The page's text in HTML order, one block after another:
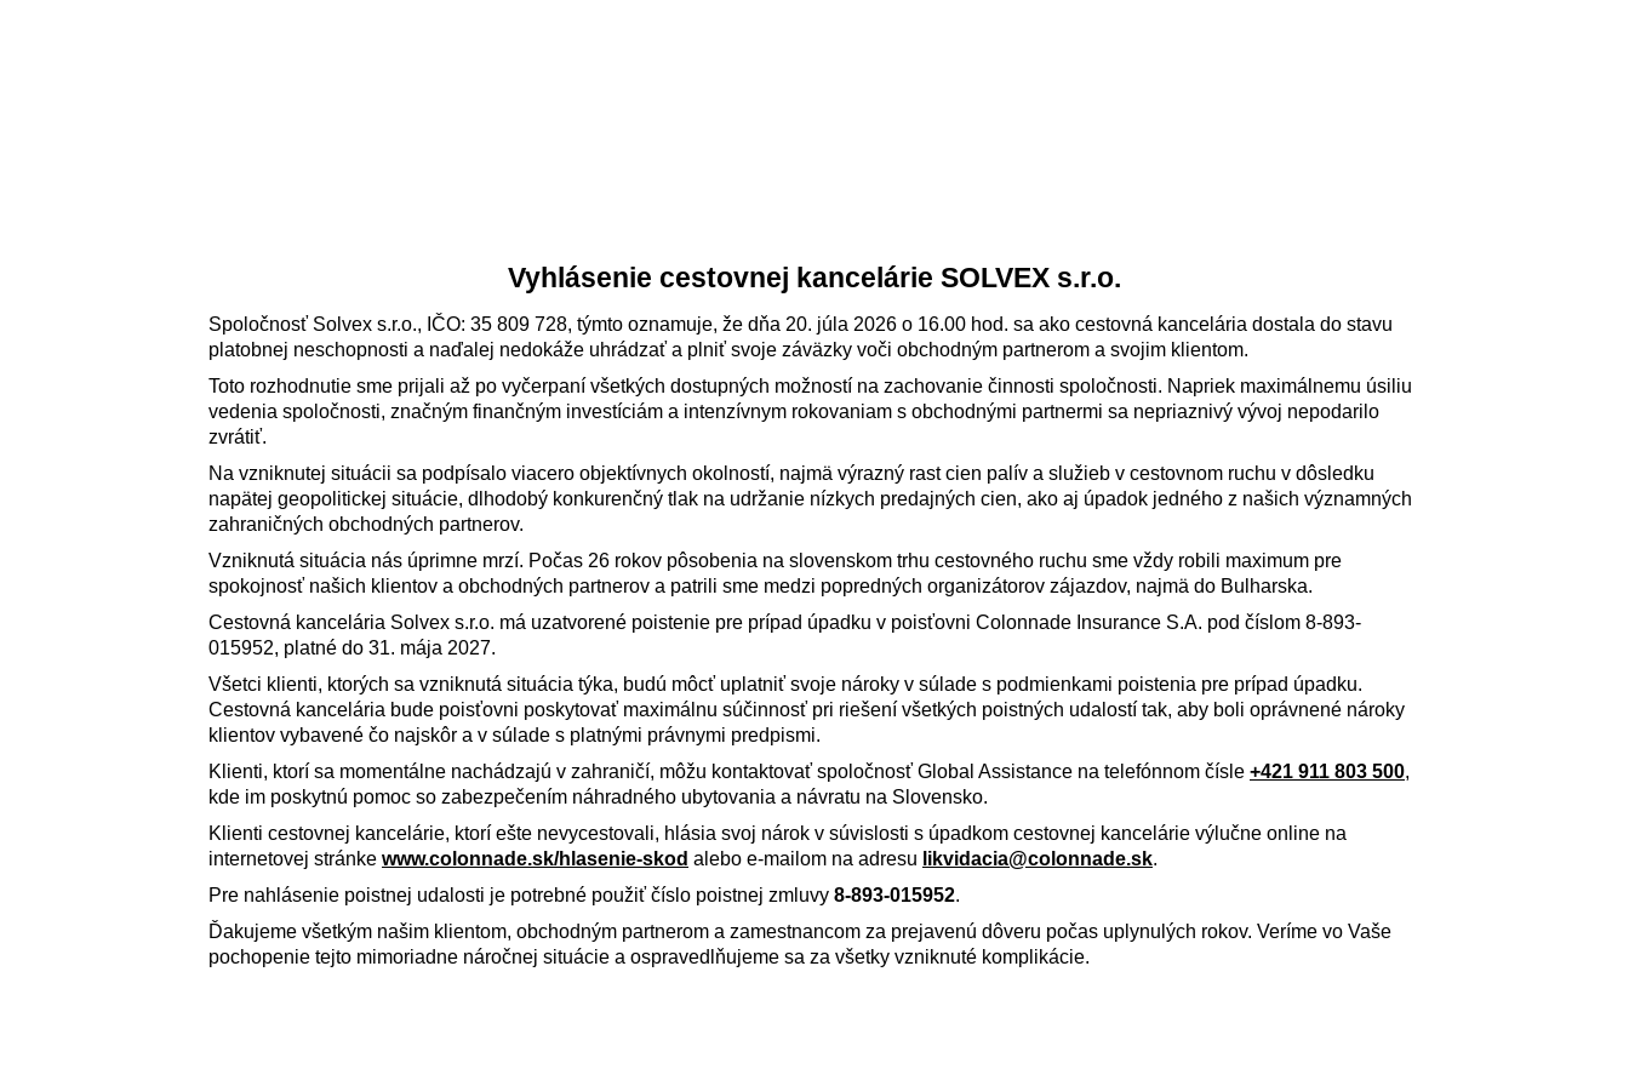
Vyhlásenie cestovnej kancelárie SOLVEX s.r.o.
Spoločnosť Solvex s.r.o., IČO: 35 809 728, týmto oznamuje, že dňa 20. júla 2026 o 16.00 hod. sa ako cestovná kancelária dostala do stavu
platobnej neschopnosti a naďalej nedokáže uhrádzať a plniť svoje záväzky voči obchodným partnerom a svojim klientom.
Toto rozhodnutie sme prijali až po vyčerpaní všetkých dostupných možností na zachovanie činnosti spoločnosti. Napriek maximálnemu úsiliu
vedenia spoločnosti, značným finančným investíciám a intenzívnym rokovaniam s obchodnými partnermi sa nepriaznivý vývoj nepodarilo
zvrátiť.
Na vzniknutej situácii sa podpísalo viacero objektívnych okolností, najmä výrazný rast cien palív a služieb v cestovnom ruchu v dôsledku
napätej geopolitickej situácie, dlhodobý konkurenčný tlak na udržanie nízkych predajných cien, ako aj úpadok jedného z našich významných
zahraničných obchodných partnerov.
Vzniknutá situácia nás úprimne mrzí. Počas 26 rokov pôsobenia na slovenskom trhu cestovného ruchu sme vždy robili maximum pre
spokojnosť našich klientov a obchodných partnerov a patrili sme medzi popredných organizátorov zájazdov, najmä do Bulharska.
Cestovná kancelária Solvex s.r.o. má uzatvorené poistenie pre prípad úpadku v poisťovni Colonnade Insurance S.A. pod číslom 8-893-
015952, platné do 31. mája 2027.
Všetci klienti, ktorých sa vzniknutá situácia týka, budú môcť uplatniť svoje nároky v súlade s podmienkami poistenia pre prípad úpadku.
Cestovná kancelária bude poisťovni poskytovať maximálnu súčinnosť pri riešení všetkých poistných udalostí tak, aby boli oprávnené nároky
klientov vybavené čo najskôr a v súlade s platnými právnymi predpismi.
Klienti, ktorí sa momentálne nachádzajú v zahraničí, môžu kontaktovať spoločnosť Global Assistance na telefónnom čísle +421 911 803 500,
kde im poskytnú pomoc so zabezpečením náhradného ubytovania a návratu na Slovensko.
Klienti cestovnej kancelárie, ktorí ešte nevycestovali, hlásia svoj nárok v súvislosti s úpadkom cestovnej kancelárie výlučne online na
internetovej stránke www.colonnade.sk/hlasenie-skod alebo e-mailom na adresu likvidacia@colonnade.sk.
Pre nahlásenie poistnej udalosti je potrebné použiť číslo poistnej zmluvy 8-893-015952.
Ďakujeme všetkým našim klientom, obchodným partnerom a zamestnancom za prejavenú dôveru počas uplynulých rokov. Veríme vo Vaše
pochopenie tejto mimoriadne náročnej situácie a ospravedlňujeme sa za všetky vzniknuté komplikácie.